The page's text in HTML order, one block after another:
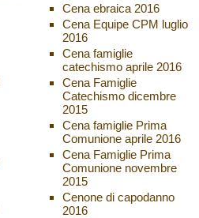
Cena ebraica 2016
Cena Equipe CPM luglio
2016
Cena famiglie
catechismo aprile 2016
Cena Famiglie
Catechismo dicembre
2015
Cena famiglie Prima
Comunione aprile 2016
Cena Famiglie Prima
Comunione novembre
2015
Cenone di capodanno
2016